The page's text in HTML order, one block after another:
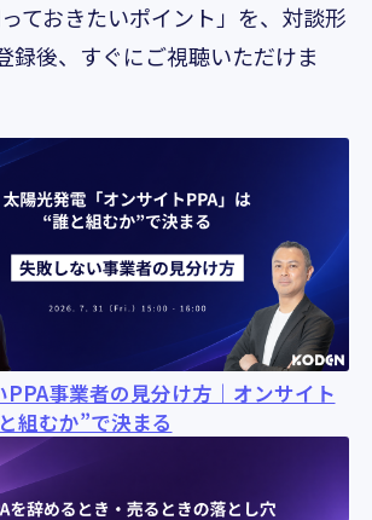
ておきたいポイント」を、対談形
録後、すぐにご視聴いただけま
PPA事業者の見分け方｜オンサイト
組むか”で決まる